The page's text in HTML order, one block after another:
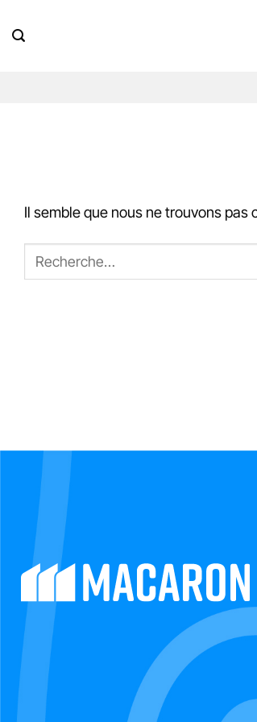
au
Il semble que nous ne trouvons pas